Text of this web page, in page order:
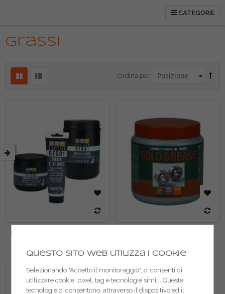
CATEGORIE
Grassi
Ordina per
Farmicol grasso al silicone
Questo sito web utilizza i cookie
Selezionando "Accetto il monitoraggio", ci consenti di
utilizzare cookie, pixel, tag e tecnologie simili. Queste
tecnologie ci consentono, attraverso il dispositivo ed il